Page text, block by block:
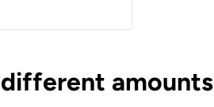
amounts